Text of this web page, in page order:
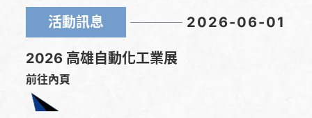
活動訊息 2026-06-01
2026 高雄自動化工業展
前往內頁